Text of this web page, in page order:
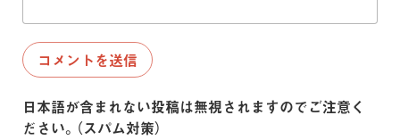
日本語が含まれない投稿は無視されますのでご注意く
ださい。（スパム対策）